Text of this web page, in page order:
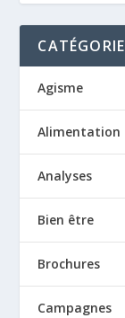
Agisme
Alimentation
Analyses
Bien être
Brochures
Campagnes